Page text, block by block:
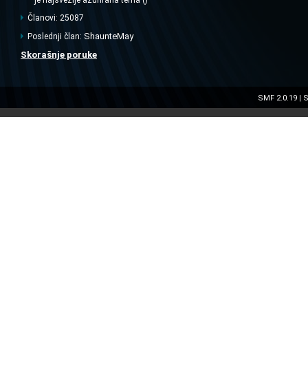
Članovi: 25087
Poslednji član: ShaunteMay
Skorašnje poruke
SMF 2.0.19|